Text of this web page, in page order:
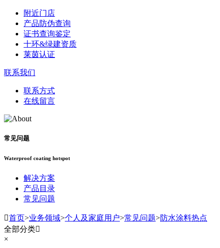
附近门店
产品防伪查询
证书查询鉴定
十环&绿建资质
莱茵认证
联系我们
联系方式
在线留言
常见问题
Waterproof coating hotspot
解决方案
产品目录
常见问题
首页>业务领域>个人及家庭用户>常见问题>防水涂料热点
全部分类
×